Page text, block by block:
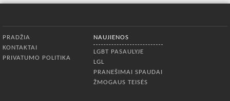
PRADŽIA
KONTAKTAI
PRIVATUMO POLITIKA
NAUJIENOS
LGBT PASAULYJE
LGL
PRANEŠIMAI SPAUDAI
ŽMOGAUS TEISĖS